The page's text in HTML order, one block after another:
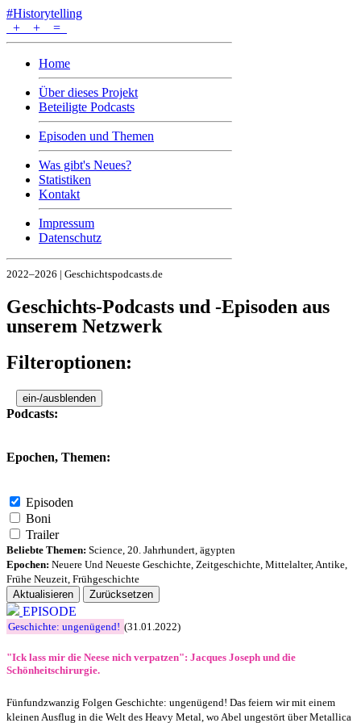
#Historytelling
+
+ =
Home
Über dieses Projekt
Beteiligte Podcasts
Episoden und Themen
Was gibt's Neues?
Statistiken
Kontakt
Impressum
Datenschutz
2022–2026 | Geschichtspodcasts.de
Geschichts-Podcasts und -Episoden aus
unserem Netzwerk
Filteroptionen:
ein-/ausblenden
Podcasts:
Epochen, Themen:
Episoden
Boni
Trailer
Beliebte Themen: Science 20. Jahrhundert ägypten
Epochen: Neuere Und Neueste Geschichte Zeitgeschichte Mittelalter, Antike
Frühe Neuzeit Frühgeschichte
Aktualisieren
Zurücksetzen
EPISODE
Geschichte: ungenügend! (31.01.2022)
"Ick lass mir die Neese nich verpatzen": Jacques Joseph und die
Schönheitschirurgie.
Fünfundzwanzig Folgen Geschichte: ungenügend! Das feiern wir mit einem
kleinen Ausflug in die Welt des Heavy Metal, wo Abel ungestört über Metallica